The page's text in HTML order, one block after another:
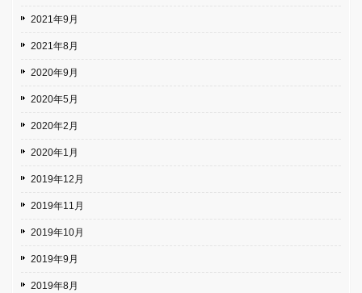
2021年9月
2021年8月
2020年9月
2020年5月
2020年2月
2020年1月
2019年12月
2019年11月
2019年10月
2019年9月
2019年8月